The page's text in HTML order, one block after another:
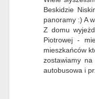
Beskidzie
panoramy :) A
Z domu
Piotrowej -
mieszkańców
zostawiamy
autobusowa i